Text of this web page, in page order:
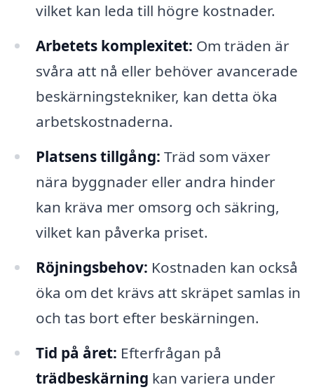
vilket kan leda till högre kostnader.
Arbetets komplexitet: Om träden är
svåra att nå eller behöver avancerade
beskärningstekniker, kan detta öka
arbetskostnaderna.
Platsens tillgång: Träd som växer
nära byggnader eller andra hinder
kan kräva mer omsorg och säkring,
vilket kan påverka priset.
Röjningsbehov: Kostnaden kan också
öka om det krävs att skräpet samlas in
och tas bort efter beskärningen.
Tid på året: Efterfrågan på
trädbeskärning kan variera under